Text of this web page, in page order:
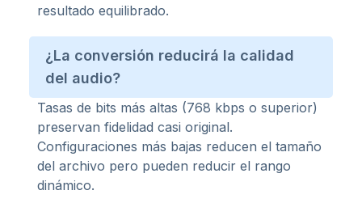
resultado equilibrado.
¿La conversión reducirá la calidad
del audio?
Tasas de bits más altas (768 kbps o superior)
preservan fidelidad casi original.
Configuraciones más bajas reducen el tamaño
del archivo pero pueden reducir el rango
dinámico.